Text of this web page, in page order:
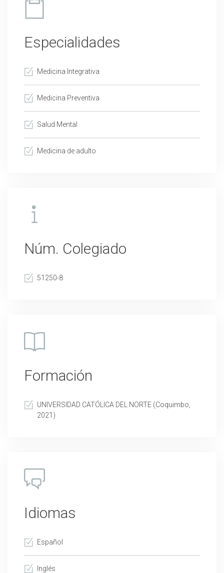
Especialidades
Medicina Integrativa
Medicina Preventiva
Salud Mental
Medicina de adulto
Núm. Colegiado
51250-8
Formación
UNIVERSIDAD CATÓLICA DEL NORTE (Coquimbo,
2021)
Idiomas
Español
Inglés